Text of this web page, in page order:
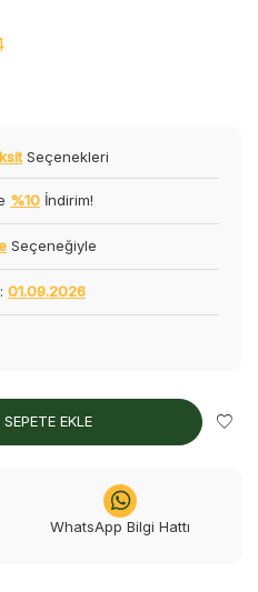
Seçenekleri
%10 İndirim!
Seçeneğiyle
01.09.2026
SEPETE EKLE
WhatsApp Bilgi Hattı